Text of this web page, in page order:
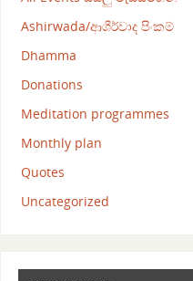
Ashirwada/ආශීර්වාද පිංකම්
Dhamma
Donations
Meditation programmes
Monthly plan
Quotes
Uncategorized